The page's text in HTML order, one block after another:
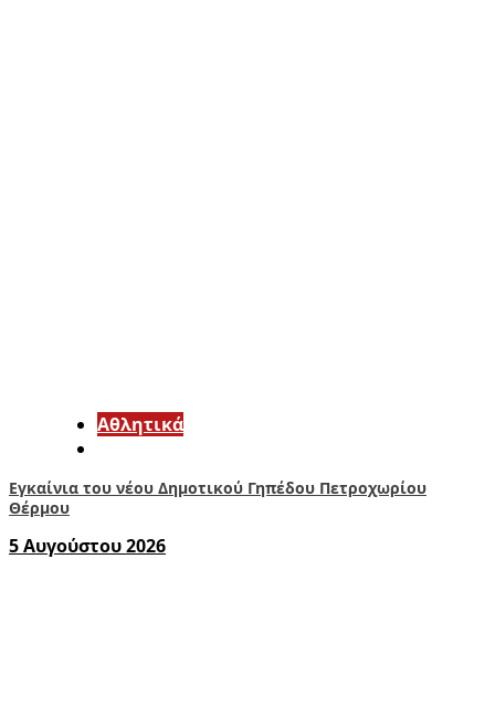
Αθλητικά
Εγκαίνια του νέου Δημοτικού Γηπέδου Πετροχωρίου
Θέρμου
5 Αυγούστου 2026